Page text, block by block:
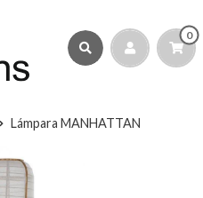
0
Lámpara MANHATTAN